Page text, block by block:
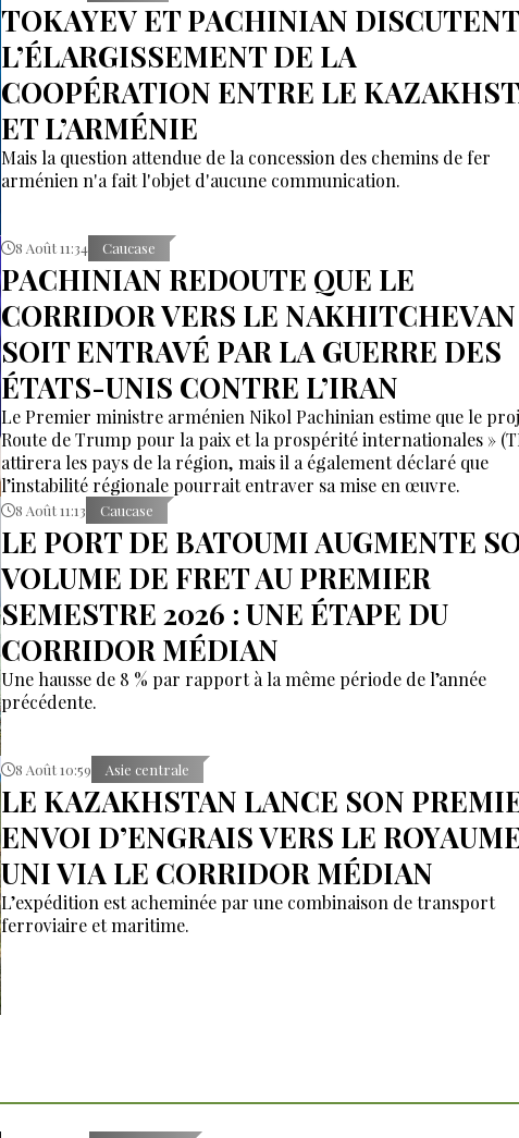
TOKAYEV ET PACHINIAN
L’ÉLARGISSEMENT DE LA
COOPÉRATION ENTRE LE
ET L’ARMÉNIE
Mais la question attendue de la concession des chemins de fer
arménien n'a fait l'objet d'aucune communication.
8 Août 11:34 Caucase
PACHINIAN REDOUTE QUE LE
CORRIDOR VERS LE
SOIT ENTRAVÉ PAR LA GUERRE DES
ÉTATS-UNIS CONTRE L’IRAN
Le Premier ministre arménien Nikol Pachinian estime que le
Route de Trump pour la paix et la prospérité internationales »
attirera les pays de la région, mais il a également déclaré que
l’instabilité régionale pourrait entraver sa mise en œuvre.
8 Août 11:13 Caucase
LE PORT DE BATOUMI AUGMENTE
VOLUME DE FRET AU PREMIER
SEMESTRE 2026 : UNE ÉTAPE DU
CORRIDOR MÉDIAN
Une hausse de 8 % par rapport à la même période de l’année
précédente.
8 Août 10:59 Asie centrale
LE KAZAKHSTAN LANCE SON
ENVOI D’ENGRAIS VERS LE
UNI VIA LE CORRIDOR MÉDIAN
L’expédition est acheminée par une combinaison de transport
ferroviaire et maritime.